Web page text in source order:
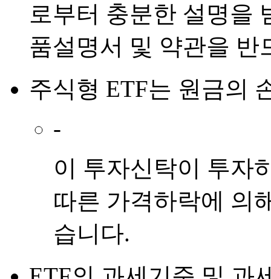
로부터 충분한 설명을
품설명서 및 약관을 반
주식형 ETF는 원금의
-
이 투자신탁이 투자
따른 가격하락에 의
습니다.